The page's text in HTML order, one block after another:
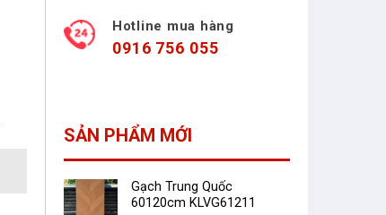
Hotline mua hàng
0916 756 055
SẢN PHẨM MỚI
Gạch Trung Quốc
60120cm KLVG61211